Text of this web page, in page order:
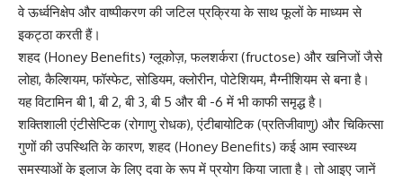
वे ऊर्ध्वनिक्षेप और वाष्पीकरण की जटिल प्रक्रिया के साथ फूलों के माध्यम से
इकट्ठा करती हैं।
शहद (Honey Benefits) ग्लूकोज़,फलशर्करा (fructose) और खनिजों जैसे
लोहा,कैल्शियम, फॉस्फेट, सोडियम, क्लोरीन, पोटेशियम, मैग्नीशियम से बना है।
यह विटामिन बी 1, बी 2, बी 3, बी 5 और बी -6 में भी काफी समृद्ध है।
शक्तिशाली एंटीसेप्टिक (रोगाणु रोधक),एंटीबायोटिक(प्रतिजीवाणु) और चिकित्सा
गुणों की उपस्थिति के कारण, शहद (Honey Benefits) कई आम स्वास्थ्य
समस्याओं के इलाज के लिए दवा के रूप में प्रयोग किया जाता है। तो आइए जानें